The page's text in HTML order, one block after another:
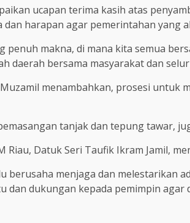
ucapan terima kasih atas
dan harapan agar pemerintahan yang
penuh makna, di mana kita semua
daerah bersama masyarakat dan
menambahkan, prosesi untuk
tanjak dan tepung tawar,
Riau, Datuk Seri Taufik Ikram Jamil,
berusaha menjaga dan
dan dukungan kepada pemimpin agar